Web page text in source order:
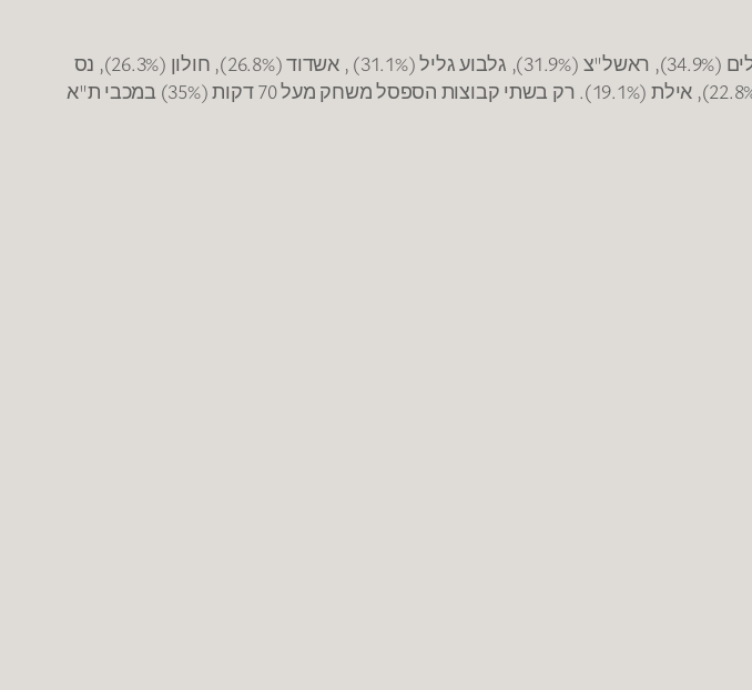
הספסל הכי טוב בליגה שייך למכבי ת"א שמייצר 36.9% מהנקודות, אחריה הפועל ירושלים (34.9%), ראשל"צ (31.9%), גלבוע גליל (31.1%) , אשדוד (26.8%), חולון (26.3%), נס
ציונה (26.2%), מכבי חיפה (25.8%), הפועל ת"א (25.6%), נהריה (23.2%), בני הרצליה (22.8%), אילת (19.1%). רק בשתי קבוצות הספסל משחק מעל 70 דקות (35%) במכבי ת"א